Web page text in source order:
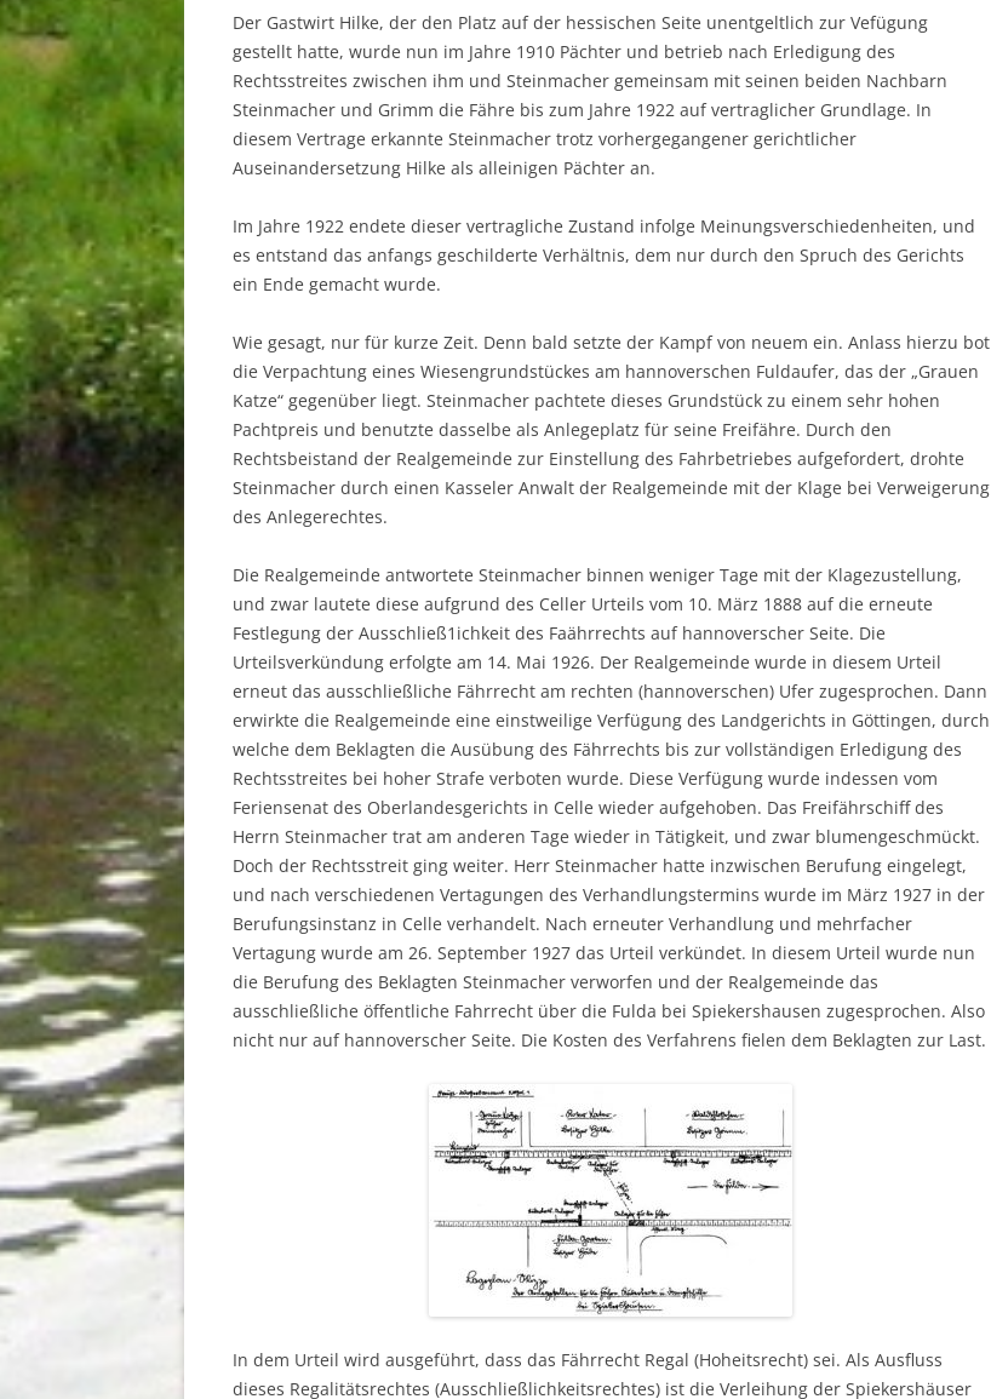
Der Gastwirt Hilke, der den Platz auf der hessischen Seite unentgeltlich zur Vefügung
gestellt hatte, wurde nun im Jahre 1910 Pächter und betrieb nach Erledigung des
Rechtsstreites zwischen ihm und Steinmacher gemeinsam mit seinen beiden Nachbarn
Steinmacher und Grimm die Fähre bis zum Jahre 1922 auf vertraglicher Grundlage. In
diesem Vertrage erkannte Steinmacher trotz vorhergegangener gerichtlicher
Auseinandersetzung Hilke als alleinigen Pächter an.
Im Jahre 1922 endete dieser vertragliche Zustand infolge Meinungsverschiedenheiten, und
es entstand das anfangs geschilderte Verhältnis, dem nur durch den Spruch des Gerichts
ein Ende gemacht wurde.
Wie gesagt, nur für kurze Zeit. Denn bald setzte der Kampf von neuem ein. Anlass hierzu bot
die Verpachtung eines Wiesengrundstückes am hannoverschen Fuldaufer, das der „Grauen
Katze“ gegenüber liegt. Steinmacher pachtete dieses Grundstück zu einem sehr hohen
Pachtpreis und benutzte dasselbe als Anlegeplatz für seine Freifähre. Durch den
Rechtsbeistand der Realgemeinde zur Einstellung des Fahrbetriebes aufgefordert, drohte
Steinmacher durch einen Kasseler Anwalt der Realgemeinde mit der Klage bei Verweigerung
des Anlegerechtes.
Die Realgemeinde antwortete Steinmacher binnen weniger Tage mit der Klagezustellung,
und zwar lautete diese aufgrund des Celler Urteils vom 10. März 1888 auf die erneute
Festlegung der Ausschließ1ichkeit des Faährrechts auf hannoverscher Seite. Die
Urteilsverkündung erfolgte am 14. Mai 1926. Der Realgemeinde wurde in diesem Urteil
erneut das ausschließliche Fährrecht am rechten (hannoverschen) Ufer zugesprochen. Dann
erwirkte die Realgemeinde eine einstweilige Verfügung des Landgerichts in Göttingen, durch
welche dem Beklagten die Ausübung des Fährrechts bis zur vollständigen Erledigung des
Rechtsstreites bei hoher Strafe verboten wurde. Diese Verfügung wurde indessen vom
Feriensenat des Oberlandesgerichts in Celle wieder aufgehoben. Das Freifährschiff des
Herrn Steinmacher trat am anderen Tage wieder in Tätigkeit, und zwar blumengeschmückt.
Doch der Rechtsstreit ging weiter. Herr Steinmacher hatte inzwischen Berufung eingelegt,
und nach verschiedenen Vertagungen des Verhandlungstermins wurde im März 1927 in der
Berufungsinstanz in Celle verhandelt. Nach erneuter Verhandlung und mehrfacher
Vertagung wurde am 26. September 1927 das Urteil verkündet. In diesem Urteil wurde nun
die Berufung des Beklagten Steinmacher verworfen und der Realgemeinde das
ausschließliche öffentliche Fahrrecht über die Fulda bei Spiekershausen zugesprochen. Also
nicht nur auf hannoverscher Seite. Die Kosten des Verfahrens fielen dem Beklagten zur Last.
In dem Urteil wird ausgeführt, dass das Fährrecht Regal (Hoheitsrecht) sei. Als Ausfluss
dieses Regalitätsrechtes (Ausschließlichkeitsrechtes) ist die Verleihung der Spiekershäuser